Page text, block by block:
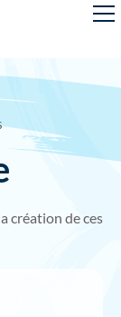
création de ces